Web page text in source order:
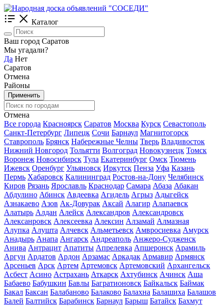
Каталог
Ваш город Саратов
Мы угадали?
Да Нет
Саратов
Отмена
Районы
Применить
Отмена
Все города Красноярск Саратов Москва Курск Севастополь
Санкт-Петербург Липецк Сочи Барнаул Магнитогорск
Ставрополь Брянск Набережные Челны Тверь Владивосток
Нижний Новгород Тольятти Волгоград Новокузнецк Томск
Воронеж Новосибирск Тула Екатеринбург Омск Тюмень
Ижевск Оренбург Ульяновск Иркутск Пенза Уфа Казань
Пермь Хабаровск Калининград Ростов-на-Дону Челябинск
Киров Рязань Ярославль Краснодар Самара Абаза Абакан
Абдулино Абинск Авдеевка Агидель Агрыз Адыгейск
Азнакаево Азов Ак-Довурак Аксай Алагир Алапаевск
Алатырь Алдан Алейск Александров Александровск
Алексанровск Алексеевка Алексин Алзамай Алмазная
Алупка Алушта Алчевск Альметьевск Амвросиевка Амурск
Анадырь Анапа Ангарск Андреаполь Анжеро-Судженск
Анива Антрацит Апатиты Апрелевка Апшеронск Арамиль
Аргун Ардатов Ардон Арзамас Аркадак Армавир Армянск
Арсеньев Арск Артем Артемовск Артемовский Архангельск
Асбест Асино Астрахань Аткарск Ахтубинск Ачинск Аша
Бабаево Бабушкин Бавлы Багратионовск Байкальск Баймак
Бакал Баксан Балабаново Балаково Балахна Балашиха Балашов
Балей Балтийск Барабинск Барнаул Барыш Батайск Бахмут